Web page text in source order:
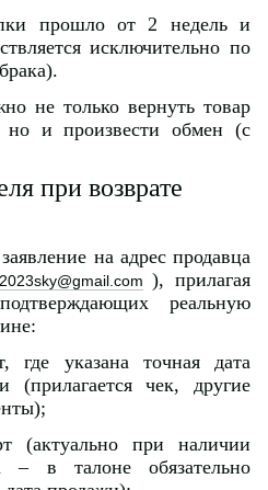
прошло от 2 недель и
исключительно по
не только вернуть товар
но и произвести обмен (с
при возврате
на адрес продавца
), прилагая
реальную
где указана точная дата
(прилагается чек, другие
(актуально при наличии
– в талоне обязательно